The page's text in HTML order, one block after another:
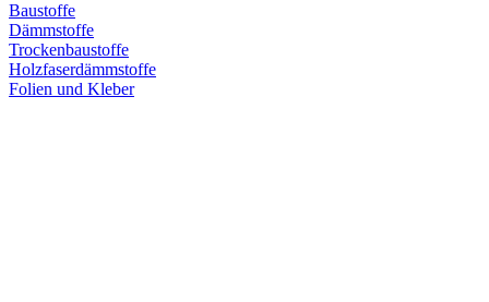
Baustoffe
Dämmstoffe
Trockenbaustoffe
Holzfaserdämmstoffe
Folien und Kleber